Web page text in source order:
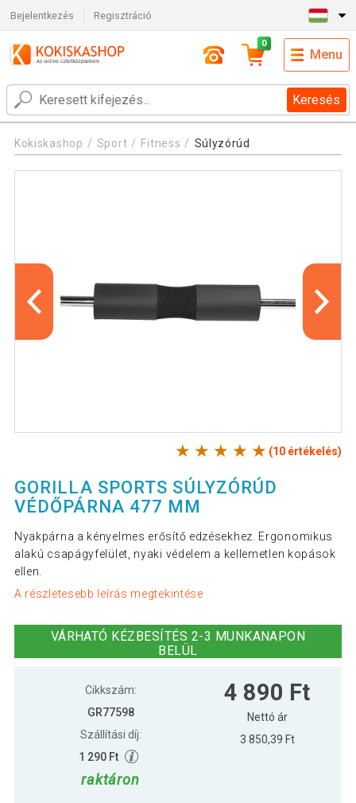
Bejelentkezés Regisztráció
Keresés
0
Menu
Kokiskashop Sport Fitness Súlyzórúd
(10 értékelés)
GORILLA SPORTS SÚLYZÓRÚD
VÉDŐPÁRNA 477 MM
Nyakpárna a kényelmes erősítő edzésekhez. Ergonomikus
alakú csapágyfelület, nyaki védelem a kellemetlen kopások
ellen.
A részletesebb leírás megtekintése
VÁRHATÓ KÉZBESÍTÉS 2-3 MUNKANAPON
BELÜL
Cikkszám:
GR77598
Szállítási díj:
1 290 Ft
raktáron
4 890 Ft
Nettó ár
3 850,39 Ft